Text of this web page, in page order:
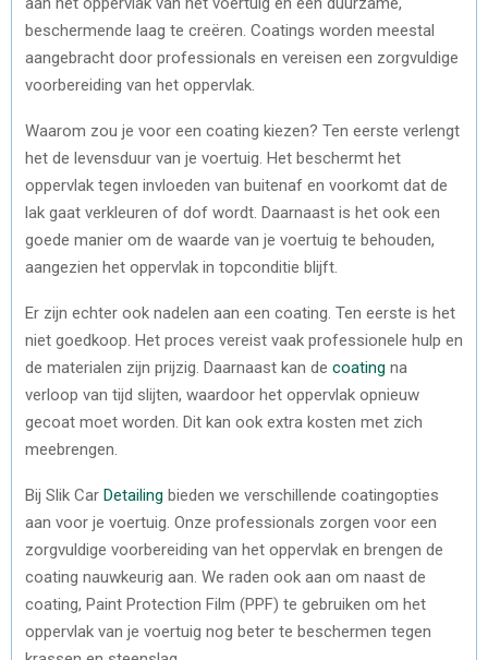
beschermende laag te creëren. Coatings worden meestal
aangebracht door professionals en vereisen een zorgvuldige
voorbereiding van het oppervlak.
Waarom zou je voor een coating kiezen? Ten eerste verlengt
het de levensduur van je voertuig. Het beschermt het
oppervlak tegen invloeden van buitenaf en voorkomt dat de
lak gaat verkleuren of dof wordt. Daarnaast is het ook een
goede manier om de waarde van je voertuig te behouden,
aangezien het oppervlak in topconditie blijft.
Er zijn echter ook nadelen aan een coating. Ten eerste is het
niet goedkoop. Het proces vereist vaak professionele hulp en
de materialen zijn prijzig. Daarnaast kan de coating na
verloop van tijd slijten, waardoor het oppervlak opnieuw
gecoat moet worden. Dit kan ook extra kosten met zich
meebrengen.
Bij Slik Car Detailing bieden we verschillende coatingopties
aan voor je voertuig. Onze professionals zorgen voor een
zorgvuldige voorbereiding van het oppervlak en brengen de
coating nauwkeurig aan. We raden ook aan om naast de
coating, Paint Protection Film (PPF) te gebruiken om het
oppervlak van je voertuig nog beter te beschermen tegen